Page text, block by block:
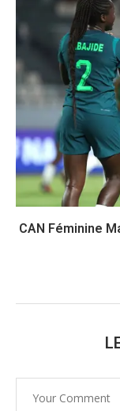
CAN Féminine